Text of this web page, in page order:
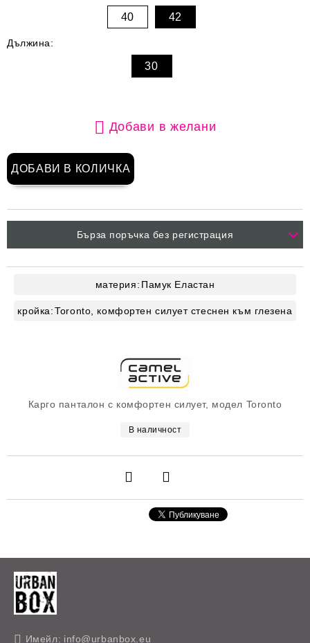
Карго панталон с комфортен силует, модел Toronto
В наличност
40 42
Дължина:
30
Добави в желани
Бърза поръчка без регистрация
материя: Памук Еластан
кройка: Toronto, комфортен силует стеснен към глезена
Имейл: info@urbanbox.eu